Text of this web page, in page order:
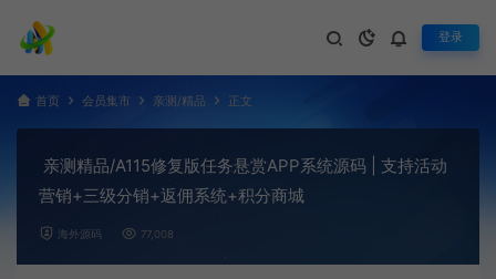
登录
首页 会员集市 亲测/精品 正文
亲测精品/A115修复版任务悬赏APP系统源码 | 支持活动
营销+三级分销+返佣系统+积分商城
海外源码 77,008